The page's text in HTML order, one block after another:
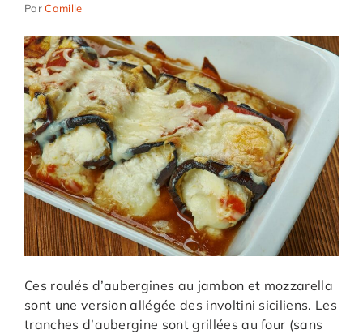
ParCamille
Ces roulés d’aubergines au jambon et mozzarella
sont une version allégée des involtini siciliens. Les
tranches d’aubergine sont grillées au four (sans